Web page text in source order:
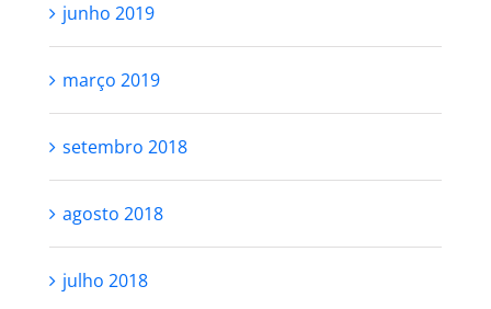
junho 2019
março 2019
setembro 2018
agosto 2018
julho 2018